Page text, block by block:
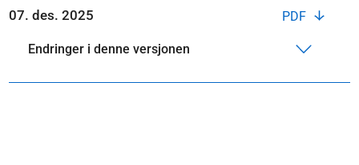
PDF
07. des. 2025
Endringer i denne versjonen